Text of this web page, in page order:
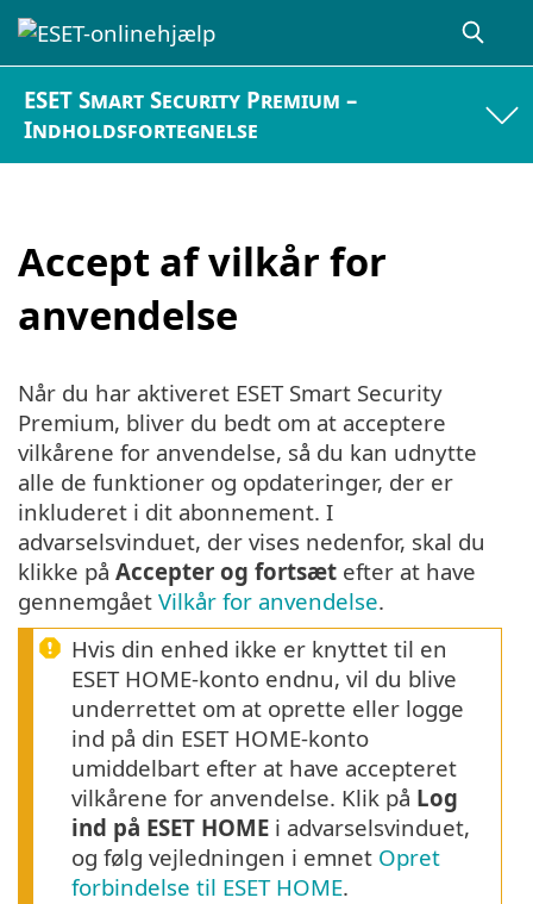
ESET Smart Security Premium –
Indholdsfortegnelse
Accept af vilkår for
anvendelse
Når du har aktiveret ESET Smart Security
Premium, bliver du bedt om at acceptere
vilkårene for anvendelse, så du kan udnytte
alle de funktioner og opdateringer, der er
inkluderet i dit abonnement. I
advarselsvinduet, der vises nedenfor, skal du
klikke på Accepter og fortsæt efter at have
gennemgået Vilkår for anvendelse.
Hvis din enhed ikke er knyttet til en
ESET HOME-konto endnu, vil du blive
underrettet om at oprette eller logge
ind på din ESET HOME-konto
umiddelbart efter at have accepteret
vilkårene for anvendelse. Klik på Log
ind på ESET HOME i advarselsvinduet,
og følg vejledningen i emnet Opret
forbindelse til ESET HOME.